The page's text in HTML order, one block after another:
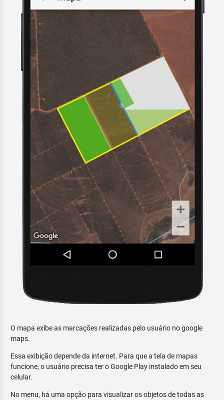
O mapa exibe as marcações realizadas pelo usuário no google
maps.
Essa exibição depende da internet. Para que a tela de mapas
funcione, o usuário precisa ter o Google Play instalado em seu
celular.
No menu, há uma opção para visualizar os objetos de todas as